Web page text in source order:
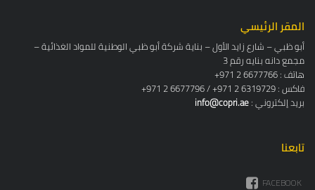
المقر الرئيسي
أبو ظبي – شارع زايد الأول – بناية شركة أبو ظبي الوطنية للمواد الغذائية –
مجمع دانه بنايه رقم 3
+971 2 6677766 : هاتف
+971 2 6677796 / +971 2 6319729 : فاكس
info@copri.ae : بريد إلكتروني
تابعنا
FACEBOOK